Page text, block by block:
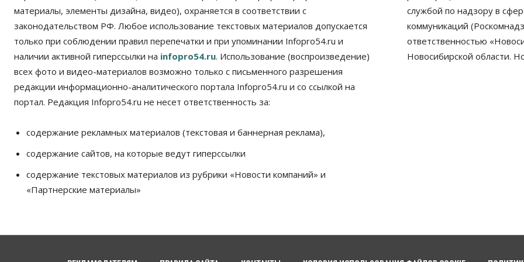
материалы, элементы дизайна, видео), охраняется в соответствии с
законодательством РФ. Любое использование текстовых материалов допускается
только при соблюдении правил перепечатки и при упоминании Infopro54.ru и
наличии активной гиперссылки на infopro54.ru. Использование (воспроизведение)
всех фото и видео-материалов возможно только с письменного разрешения
редакции информационно-аналитического портала Infopro54.ru и со ссылкой на
портал. Редакция Infopro54.ru не несет ответственность за:
содержание рекламных материалов (текстовая и баннерная реклама),
содержание сайтов, на которые ведут гиперссылки
содержание текстовых материалов из рубрики «Новости компаний» и
«Партнерские материалы»
службой по надзору в
коммуникаций
ответственностью
Новосибирской области.